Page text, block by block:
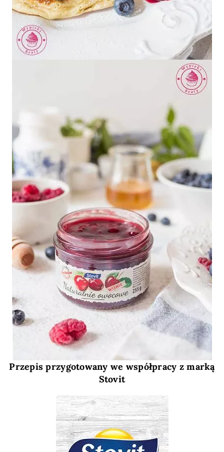
Przepis przygotowany we współpracy z marką
Stovit